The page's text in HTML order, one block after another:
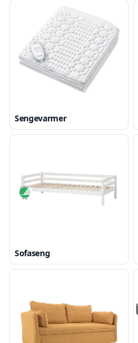
Sengevarmer
Sofaseng